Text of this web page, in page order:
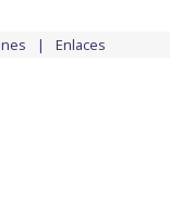
Enlaces